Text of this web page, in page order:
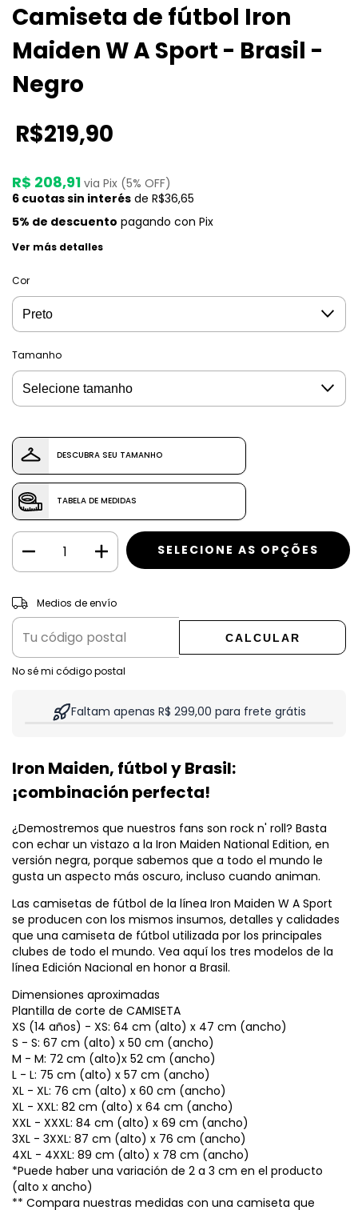
Camiseta de fútbol Iron
Maiden W A Sport - Brasil -
Negro
R$219,90
R$ 208,91 via Pix (5% OFF)
6 cuotas sin interés de R$36,65
5% de descuento pagando con Pix
Ver más detalles
Cor
Tamanho
DESCUBRA SEU TAMANHO
TABELA DE MEDIDAS
Entregas para el CP:
Medios de envío
CALCULAR
No sé mi código postal
Faltam apenas R$ 299,00 para frete grátis
Iron Maiden, fútbol y Brasil:
¡combinación perfecta!
¿Demostremos que nuestros fans son rock n' roll? Basta
con echar un vistazo a la Iron Maiden National Edition, en
versión negra, porque sabemos que a todo el mundo le
gusta un aspecto más oscuro, incluso cuando animan.
Las camisetas de fútbol de la línea Iron Maiden W A Sport
se producen con los mismos insumos, detalles y calidades
que una camiseta de fútbol utilizada por los principales
clubes de todo el mundo. Vea aquí los tres modelos de la
línea Edición Nacional en honor a Brasil.
Dimensiones aproximadas
Plantilla de corte de CAMISETA
XS (14 años) - XS: 64 cm (alto) x 47 cm (ancho)
S - S: 67 cm (alto) x 50 cm (ancho)
M - M: 72 cm (alto)x 52 cm (ancho)
L - L: 75 cm (alto) x 57 cm (ancho)
XL - XL: 76 cm (alto) x 60 cm (ancho)
XL - XXL: 82 cm (alto) x 64 cm (ancho)
XXL - XXXL: 84 cm (alto) x 69 cm (ancho)
3XL - 3XXL: 87 cm (alto) x 76 cm (ancho)
4XL - 4XXL: 89 cm (alto) x 78 cm (ancho)
*Puede haber una variación de 2 a 3 cm en el producto
(alto x ancho)
** Compara nuestras medidas con una camiseta que